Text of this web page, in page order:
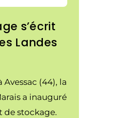
s’écrit
Landes
(44), la
a inauguré
de stockage.